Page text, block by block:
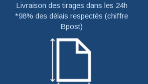
Livraison des tirages dans les 24h
*98% des délais respectés (chiffre
Bpost)